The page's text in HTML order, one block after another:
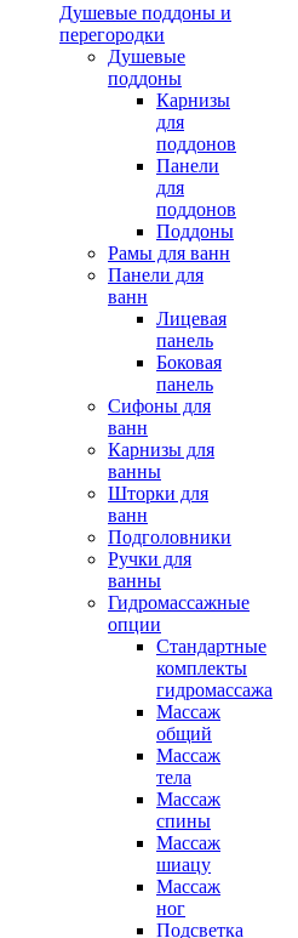
Душевые поддоны и
перегородки
Душевые
поддоны
Карнизы
для
поддонов
Панели
для
поддонов
Поддоны
Рамы для ванн
Панели для
ванн
Лицевая
панель
Боковая
панель
Сифоны для
ванн
Карнизы для
ванны
Шторки для
ванн
Подголовники
Ручки для
ванны
Гидромассажные
опции
Стандартные
комплекты
гидромассажа
Массаж
общий
Массаж
тела
Массаж
спины
Массаж
шиацу
Массаж
ног
Подсветка